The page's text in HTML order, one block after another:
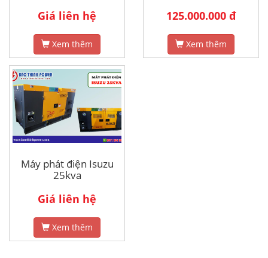
Giá liên hệ
Xem thêm
125.000.000 đ
Xem thêm
Máy phát điện Isuzu
25kva
Giá liên hệ
Xem thêm